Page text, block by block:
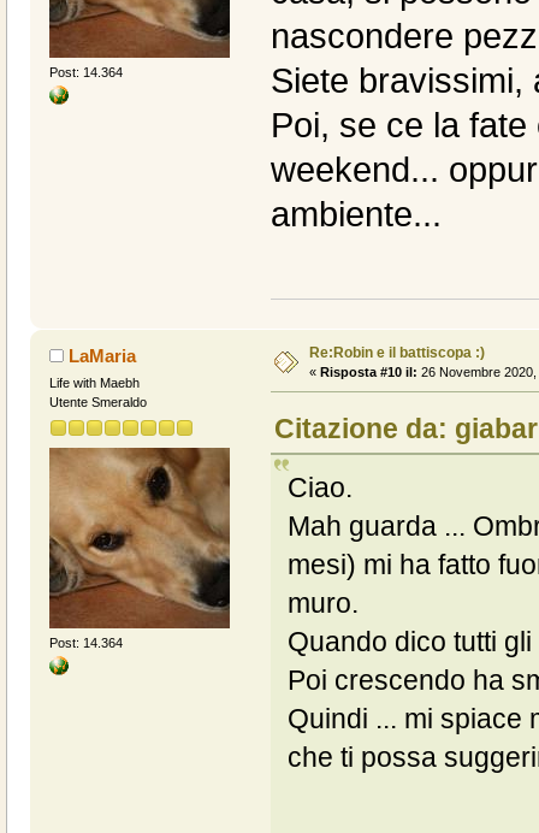
Post: 14.364
nascondere
Siete bravissimi,
Poi, se ce la
weekend...
ambiente...
LaMaria
Life with Maebh
Utente Smeraldo
Post: 14.364
Re:Robin e il battiscopa :)
« Risposta #10 il: 26 Novembre
Citazione da:
Ciao.
Mah guarda ...
mesi) mi ha fatto
muro.
Quando dico tutti
Poi crescendo ha
Quindi ... mi spiace
che ti possa